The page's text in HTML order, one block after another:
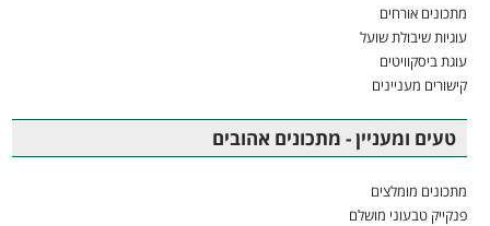
מתכונים אורחים
עוגיות שיבולת שועל
עוגת ביסקוויטים
קישורים מעניינים
טעים ומעניין - מתכונים אהובים
מתכונים מומלצים
פנקייק טבעוני מושלם